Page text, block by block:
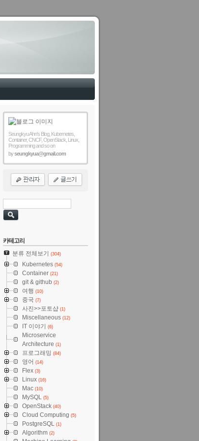
Seungkyu Ahn's Blog, Kubernetes,
Container, CNCF, OpenStack, Linux,
Programming and so on
byseungkyua@gmail.com
카테고리
분류 전체보기
(304)
Kubernetes (54)
Container (21)
git & github (2)
여행 (10)
중국 (7)
사진>>포토샵 (1)
Miscellaneous (12)
IT 이야기 (6)
Microservice
Architecture (1)
프로그래밍 (84)
영어 (14)
Flex (3)
Linux (16)
Mac (10)
MySQL (5)
OpenStack (40)
Cloud Computing (5)
PostgreSQL (1)
Algorithm (2)